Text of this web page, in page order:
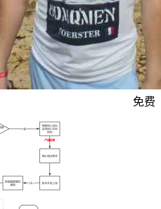
免费